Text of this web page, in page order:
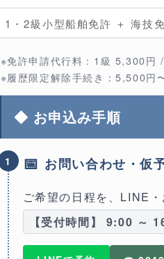
1・2級小型船舶免許 ＋ 海技
※免許申請代行料：1級 5,300円
※履歴限定解除手続き：5,500円
◆ お申込み手順
1 📅 お問い合わせ・仮
ご希望の日程を、 LINE
【受付時間】 9:00 ～